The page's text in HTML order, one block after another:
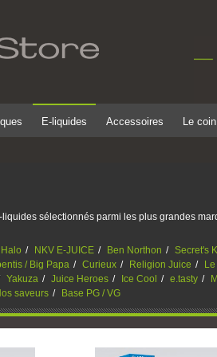
E-liquides Accessoires Le
sélectionnés parmi les plus grandes
Halo NKV E-JUICE Ben Northon
Secret's
/ Big Papa Curieux Religion Juice
Yakuza Juice Heroes Ice Cool e.tasty
saveurs Base PG / VG